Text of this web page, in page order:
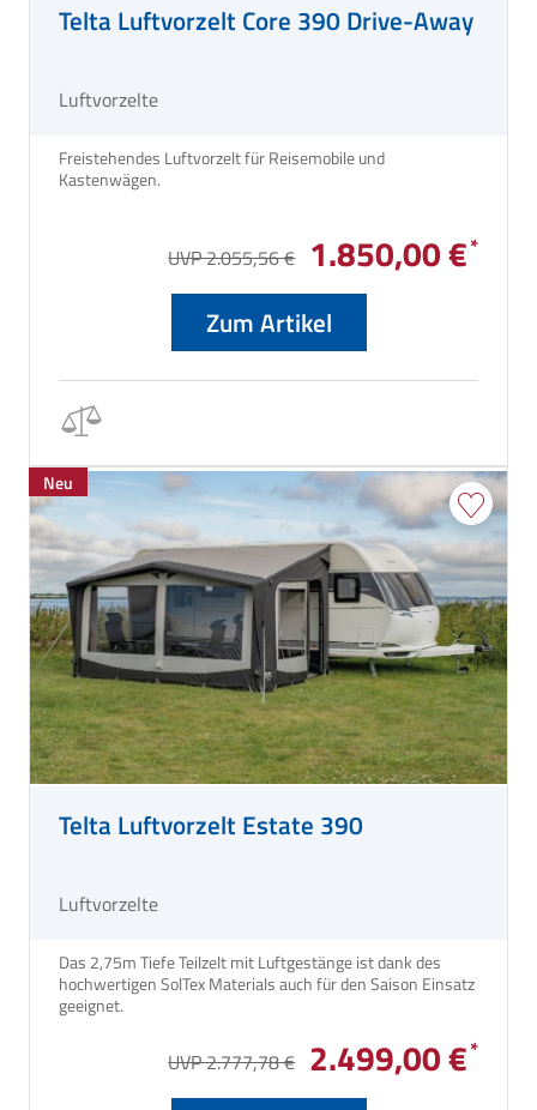
Telta Luftvorzelt Core 390 Drive-Away
Luftvorzelte
Freistehendes Luftvorzelt für Reisemobile und
UVP 2.055,56 € 1.850,00 €
Zum Artikel
Neu
Telta Luftvorzelt Estate 390
Luftvorzelte
Das 2,75m Tiefe Teilzelt mit Luftgestänge ist dank des
hochwertigen SolTex Materials auch für den Saison Einsatz
UVP 2.777,78 € 2.499,00 €